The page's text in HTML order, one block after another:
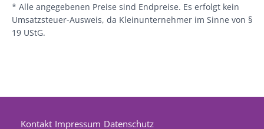
* Alle angegebenen Preise sind Endpreise. Es erfolgt kein
Umsatzsteuer-Ausweis, da Kleinunternehmer im Sinne von §
19 UStG.
Kontakt Impressum Datenschutz